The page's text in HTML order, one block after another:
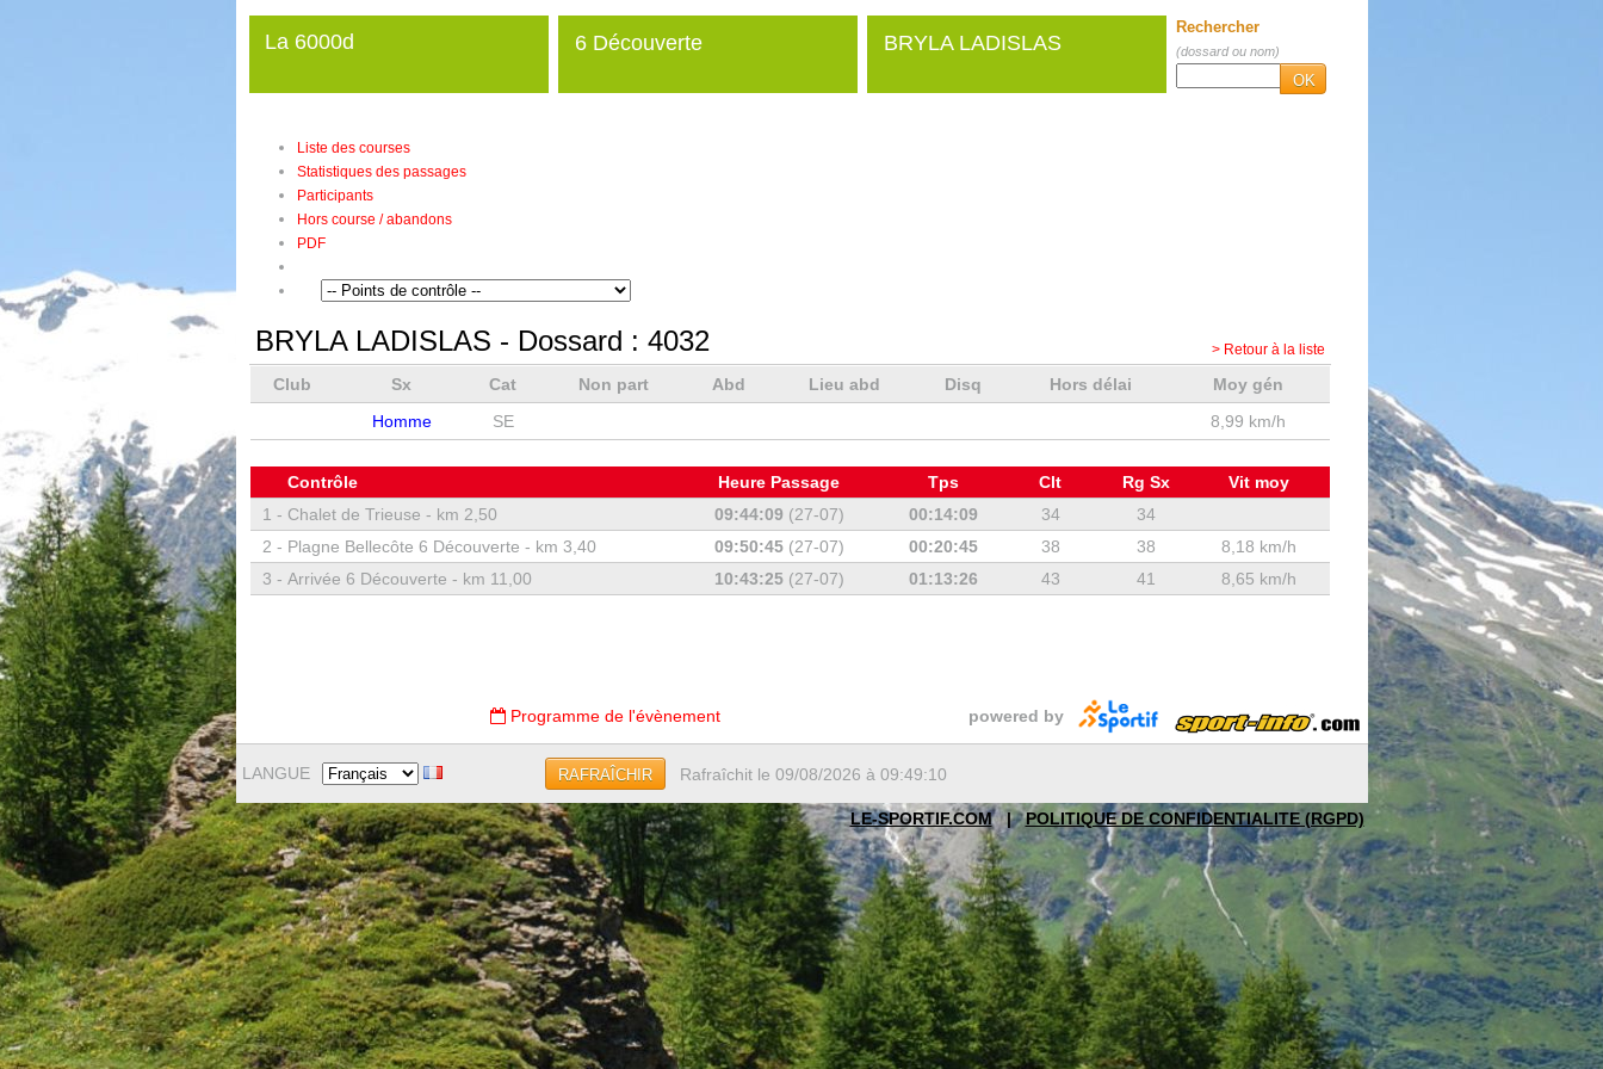
La 6000d 6 Découverte BRYLA LADISLAS
Rechercher
(dossard ou nom)
OK
Liste des courses
Statistiques des passages
Participants
Hors course / abandons
PDF
BRYLA LADISLAS - Dossard : 4032 > Retour à la liste
Club Sx Cat Non part Abd Lieu abd Disq Hors délai
Moy gén
Homme
SE 8,99 km/h
Contrôle Heure Passage Tps Clt Rg Sx
Vit moy
1 - Chalet de Trieuse - km 2,50 09:44:09 (27-07) 00:14:09 34
34
2 - Plagne Bellecôte 6 Découverte - km 3,40 09:50:45(27-07) 00:20:45 38 38
8,18 km/h
3 - Arrivée 6 Découverte - km 11,00 10:43:25(27-07) 01:13:26 43 41 8,65 km/h
Programme de l'évènement powered by
LANGUE RAFRAÎCHIR Rafraîchit le 09/08/2026 à 09:49:10
LE-SPORTIF.COM | POLITIQUE DE CONFIDENTIALITE (RGPD)